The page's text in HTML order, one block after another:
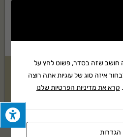
חושב שזה בסדר, פשוט לחץ על
איזה סוג של עוגיות אתה רוצה
קרא את מדיניות הפרטיות שלנו
הגדרות